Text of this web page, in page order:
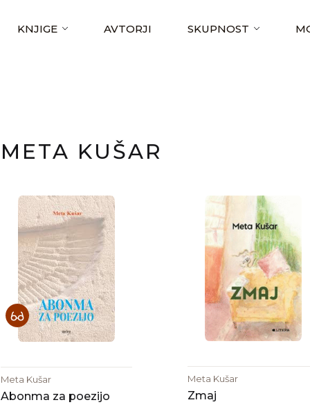
KNJIGE AVTORJI SKUPNOST
META KUŠAR
Meta Kušar
Abonma za poezijo
Meta Kušar
Zmaj